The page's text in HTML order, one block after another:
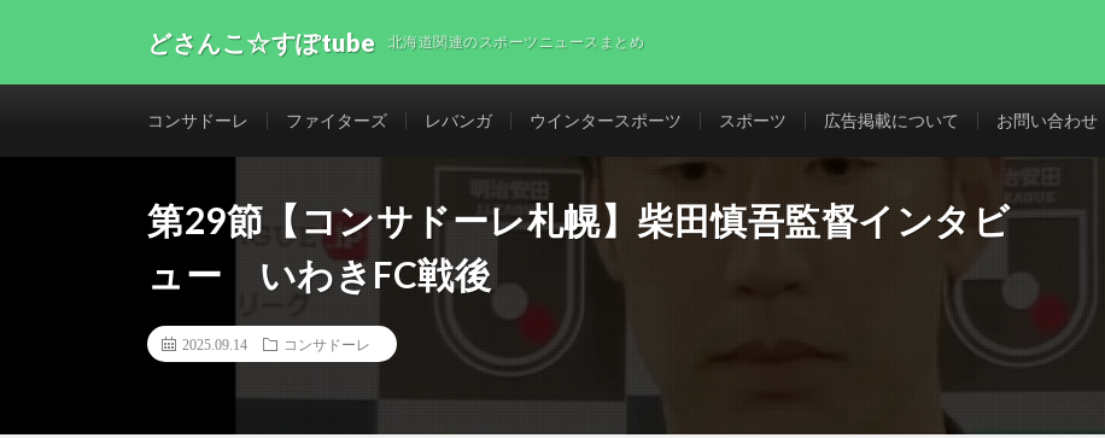
どさんこ☆すぽtube 北海道関連のスポーツニュースまとめ
コンサドーレ ファイターズ レバンガ ウインタースポーツ スポーツ 広告掲載について お問い合わせ
第29節【コンサドーレ札幌】柴田慎吾監督インタビ
ュー いわきFC戦後
2025.09.14 コンサドーレ